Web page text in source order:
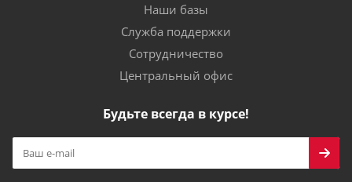
Наши базы
Служба поддержки
Сотрудничество
Центральный офис
Будьте всегда в курсе!